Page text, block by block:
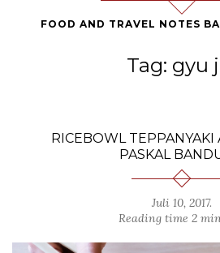
FOOD AND TRAVEL NOTES
Tag: gyu
RICEBOWL TEPPANYAKI
PASKAL
Juli 10, 2017.
Reading time 2